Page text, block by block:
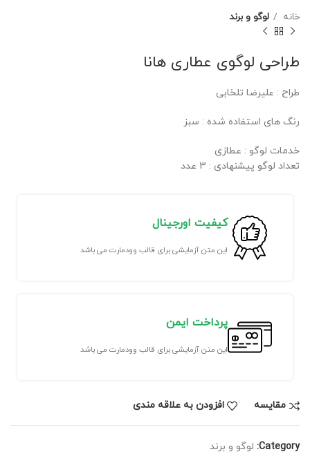
خانه لوگو و برند
طراحی لوگوی عطاری هانا
طراح : علیرضا تلخابی
رنگ های استفاده شده : سبز
خدمات لوگو : عطازی
تعداد لوگو پیشنهادی : 3 عدد
کیفیت اورجینال
این متن آزمایشی برای قالب وودمارت می باشد
پرداخت ایمن
این متن آزمایشی برای قالب وودمارت می باشد
مقايسه افزودن به علاقه مندی
Category: لوگو و برند